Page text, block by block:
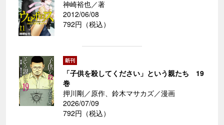
神崎裕也／著
2012/06/08
792円（税込）
「子供を殺してください」という親たち 19
巻
押川剛／原作、鈴木マサカズ／漫画
2026/07/09
792円（税込）